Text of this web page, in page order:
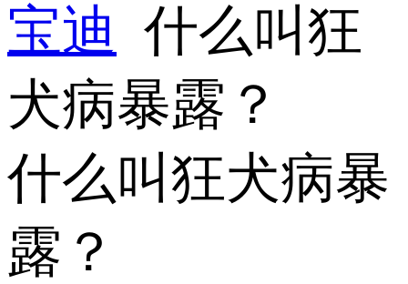
宝迪 什么叫狂
犬病暴露？
什么叫狂犬病暴
露？